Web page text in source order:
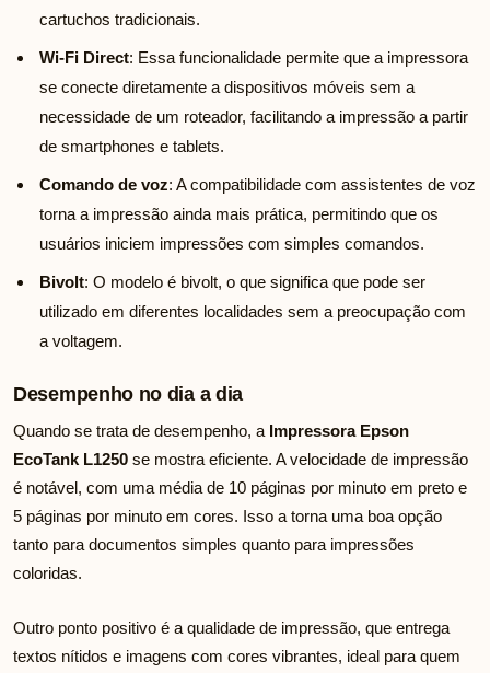
cartuchos tradicionais.
Wi-Fi Direct: Essa funcionalidade permite que a impressora
se conecte diretamente a dispositivos móveis sem a
necessidade de um roteador, facilitando a impressão a partir
de smartphones e tablets.
Comando de voz: A compatibilidade com assistentes de voz
torna a impressão ainda mais prática, permitindo que os
usuários iniciem impressões com simples comandos.
Bivolt: O modelo é bivolt, o que significa que pode ser
utilizado em diferentes localidades sem a preocupação com
a voltagem.
Desempenho no dia a dia
Quando se trata de desempenho, a Impressora Epson
EcoTank L1250 se mostra eficiente. A velocidade de impressão
é notável, com uma média de 10 páginas por minuto em preto e
5 páginas por minuto em cores. Isso a torna uma boa opção
tanto para documentos simples quanto para impressões
coloridas.
Outro ponto positivo é a qualidade de impressão, que entrega
textos nítidos e imagens com cores vibrantes, ideal para quem